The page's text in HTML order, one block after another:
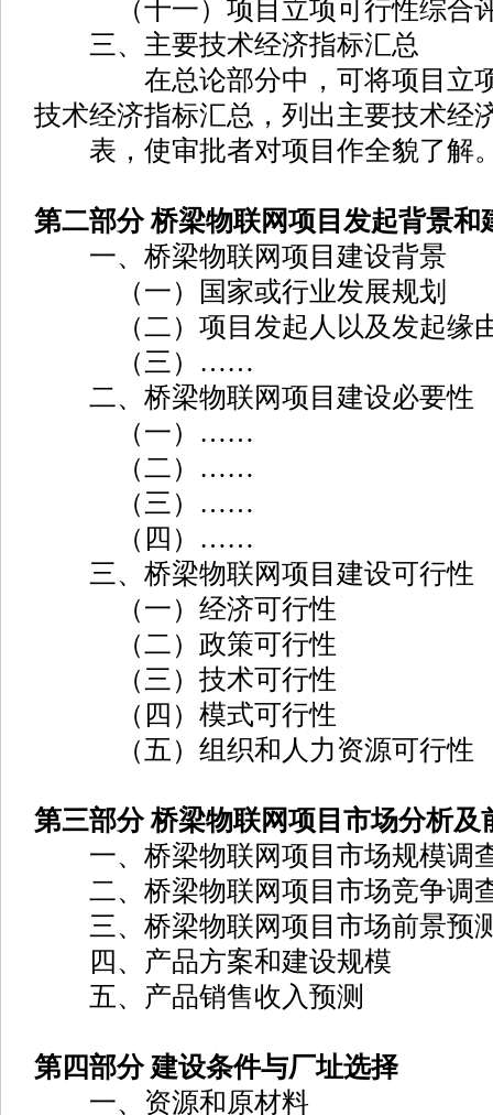
（十一）项目立项可行性综合
三、主要技术经济指标汇总
在总论部分中，可将项目立项
技术经济指标汇总，列出主要技术经
表，使审批者对项目作全貌了解
第二部分 桥梁物联网项目发起背景和
一、桥梁物联网项目建设背景
（一）国家或行业发展规划
（二）项目发起人以及发起缘
（三）……
二、桥梁物联网项目建设必要性
（一）……
（二）……
（三）……
（四）……
三、桥梁物联网项目建设可行性
（一）经济可行性
（二）政策可行性
（三）技术可行性
（四）模式可行性
（五）组织和人力资源可行性
第三部分 桥梁物联网项目市场分析及
一、桥梁物联网项目市场规模调
二、桥梁物联网项目市场竞争调
三、桥梁物联网项目市场前景预
四、产品方案和建设规模
五、产品销售收入预测
第四部分 建设条件与厂址选择
一、资源和原材料